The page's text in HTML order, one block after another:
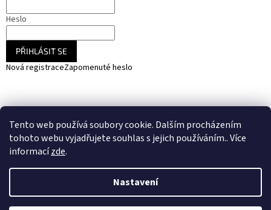
Tento web používá soubory cookie. Dalším procházením
tohoto webu vyjadřujete souhlas s jejich používáním.. Více
informacízde.
Nastavení
Heslo
PŘIHLÁSIT SE
Nová registraceZapomenuté heslo
SOLARCZ.cz - Vše pro solární energie a fotovoltaiku
Vytvořil Shoptet